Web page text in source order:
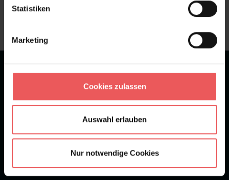
Statistiken
Marketing
Cookies zulassen
Auswahl erlauben
Nur notwendige Cookies
★★★★★Bei 1245 Bewertungen
Newsletter